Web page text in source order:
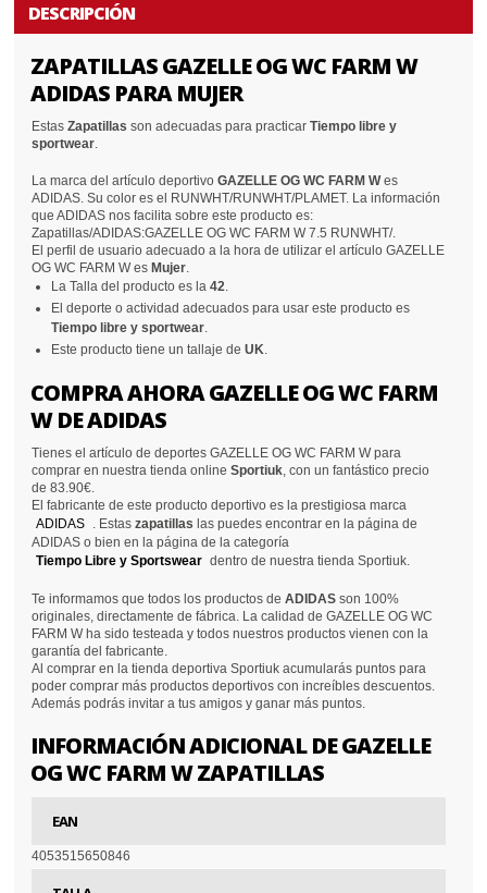
DESCRIPCIÓN
ZAPATILLAS GAZELLE OG WC FARM W
ADIDAS PARA MUJER
EstasZapatillas son adecuadas para practicarTiempo libre y
sportwear.
La marca del artículo deportivoGAZELLE OG WC FARM Wes
ADIDAS. Su color es el RUNWHT/RUNWHT/PLAMET. La información
que ADIDAS nos facilita sobre este producto es:
Zapatillas/ADIDAS:GAZELLE OG WC FARM W 7.5 RUNWHT/.
El perfil de usuario adecuado a la hora de utilizar el artículo GAZELLE
OG WC FARM W es Mujer.
La Talla del producto es la42.
El deporte o actividad adecuados para usar este producto es
Tiempo libre y sportwear.
Este producto tiene un tallaje deUK.
COMPRA AHORA GAZELLE OG WC FARM
W DE ADIDAS
Tienes el artículo de deportes GAZELLE OG WC FARM W para
comprar en nuestra tienda onlineSportiuk, con un fantástico precio
de 83.90€.
El fabricante de este producto deportivo es la prestigiosa marca
ADIDAS . Estaszapatillas las puedes encontrar en la página de
ADIDAS o bien en la página de la categoría
Tiempo Libre y Sportswear dentro de nuestra tienda Sportiuk.
Te informamos que todos los productos deADIDAS son 100%
originales, directamente de fábrica. La calidad de GAZELLE OG WC
FARM W ha sido testeada y todos nuestros productos vienen con la
garantía del fabricante.
Al comprar en la tienda deportiva Sportiuk acumularás puntos para
poder comprar más productos deportivos con increíbles descuentos.
Además podrás invitar a tus amigos y ganar más puntos.
INFORMACIÓN ADICIONAL DE GAZELLE
OG WC FARM W ZAPATILLAS
EAN
4053515650846